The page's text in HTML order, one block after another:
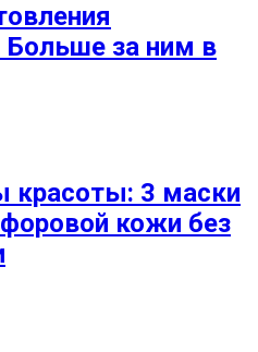
за ним в
красоты: 3 маски
кожи без